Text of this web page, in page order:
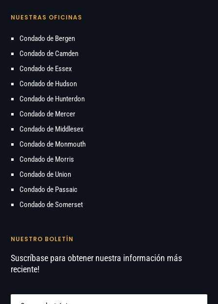
NUESTRAS OFICINAS
Condado de Bergen
Condado de Camden
Condado de Essex
Condado de Hudson
Condado de Hunterdon
Condado de Mercer
Condado de Middlesex
Condado de Monmouth
Condado de Morris
Condado de Union
Condado de Passaic
Condado de Somerset
NUESTRO BOLETÍN
Suscríbase para obtener nuestra información más
reciente!